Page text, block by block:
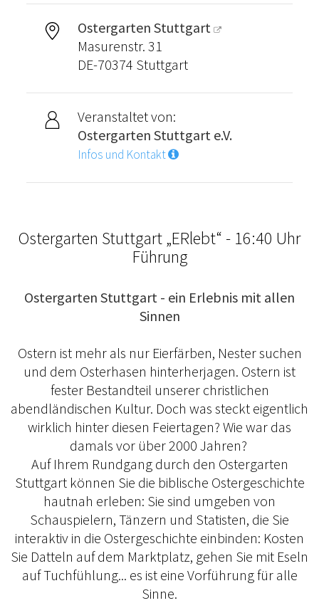
Ostergarten Stuttgart
Masurenstr. 31
DE-70374 Stuttgart
Veranstaltet von:
Ostergarten Stuttgart e.V.
Infos und Kontakt
Ostergarten Stuttgart „ERlebt“ - 16:40 Uhr
Führung
Ostergarten Stuttgart - ein Erlebnis mit allen
Sinnen
Ostern ist mehr als nur Eierfärben, Nester suchen
und dem Osterhasen hinterherjagen. Ostern ist
fester Bestandteil unserer christlichen
abendländischen Kultur. Doch was steckt eigentlich
wirklich hinter diesen Feiertagen? Wie war das
damals vor über 2000 Jahren?
Auf Ihrem Rundgang durch den Ostergarten
Stuttgart können Sie die biblische Ostergeschichte
hautnah erleben: Sie sind umgeben von
Schauspielern, Tänzern und Statisten, die Sie
interaktiv in die Ostergeschichte einbinden: Kosten
Sie Datteln auf dem Marktplatz, gehen Sie mit Eseln
auf Tuchfühlung... es ist eine Vorführung für alle
Sinne.